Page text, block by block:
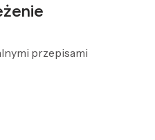
przepisami